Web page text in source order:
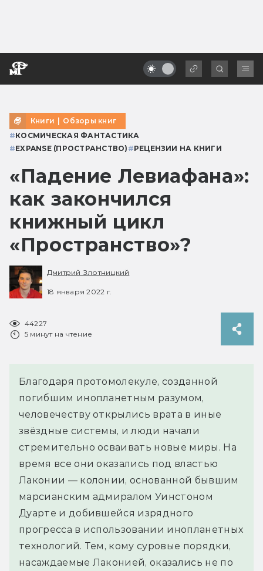
Книги | Обзоры книг
#КОСМИЧЕСКАЯ ФАНТАСТИКА
#EXPANSE (ПРОСТРАНСТВО) #РЕЦЕНЗИИ НА КНИГИ
«Падение Левиафана»:
как закончился
книжный цикл
«Пространство»?
Дмитрий Злотницкий
18 января 2022 г.
44227
5 минут на чтение
Благодаря протомолекуле, созданной
погибшим инопланетным разумом,
человечеству открылись врата в иные
звёздные системы, и люди начали
стремительно осваивать новые миры. На
время все они оказались под властью
Лаконии — колонии, основанной бывшим
марсианским адмиралом Уинстоном
Дуарте и добившейся изрядного
прогресса в использовании инопланетных
технологий. Тем, кому суровые порядки,
насаждаемые Лаконией, оказались не по